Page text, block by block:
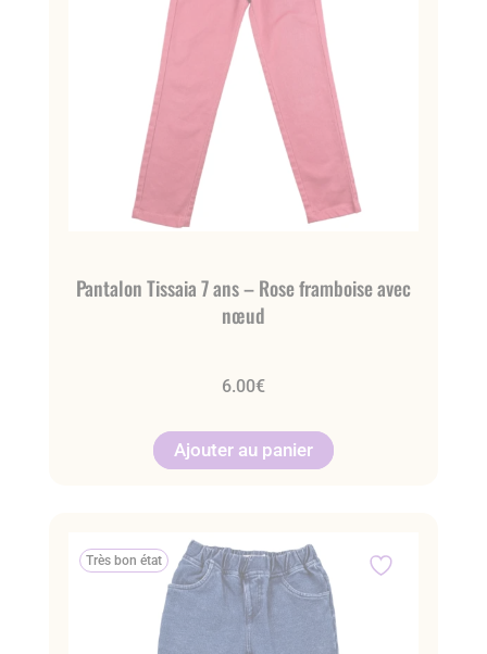
Pantalon Tissaia 7 ans – Rose framboise avec
nœud
6.00€
Ajouter au panier
Très bon état